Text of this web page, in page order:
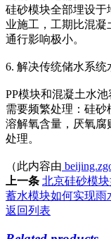
硅砂模块全部埋设于
业施工，工期比混凝
通行影响极小。
6. 解决传统储水系统
PP模块和混凝土水
需要频繁处理：硅
溶解氧含量，厌氧腐
处理。
（此内容由
上一条 北京硅砂模
蓄水模块如何实现雨
返回列表